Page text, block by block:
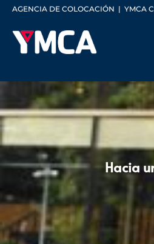
AGENCIA DE COLOCACIÓN | YMCA
Hacia